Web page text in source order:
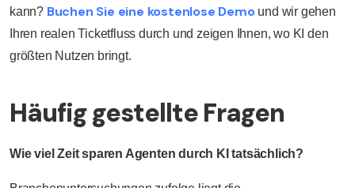
kann? Buchen Sie eine kostenlose Demound wir gehen
Ihren realen Ticketfluss durch und zeigen Ihnen, wo KI den
größten Nutzen bringt.
Häufig gestellte Fragen
Wie viel Zeit sparen Agenten durch KI tatsächlich?